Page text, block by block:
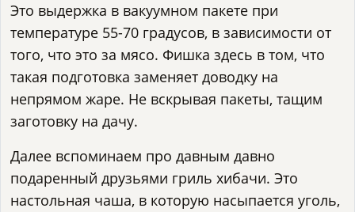
Это выдержка в вакуумном пакете при
температуре 55-70 градусов, в зависимости от
того, что это за мясо. Фишка здесь в том, что
такая подготовка заменяет доводку на
непрямом жаре. Не вскрывая пакеты, тащим
заготовку на дачу.
Далее вспоминаем про давным давно
подаренный друзьями гриль хибачи. Это
настольная чаша, в которую насыпается уголь,